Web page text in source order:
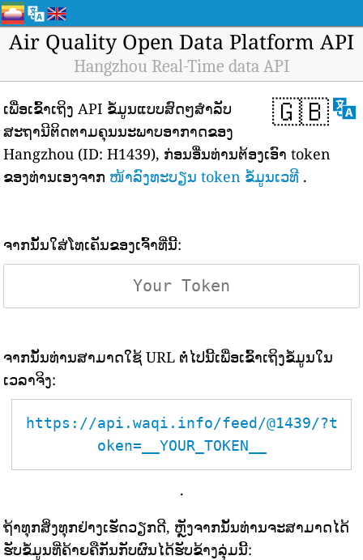
Air Quality Open Data Platform API
Hangzhou Real-Time data API
🇬🇧
ເພື່ອເຂົ້າເຖິງ API ຂໍ້ມູນແບບສົດໆສຳລັບ
ສະຖານີຕິດຕາມຄຸນນະພາບອາກາດຂອງ
Hangzhou (ID: H1439), ກ່ອນອື່ນທ່ານຕ້ອງເອົາ token
ຂອງທ່ານເອງຈາກ ໜ້າລົງທະບຽນ token ຂໍ້ມູນເວທີ .
ຈາກນັ້ນໃສ່ໂທເຄັນຂອງເຈົ້າທີ່ນີ້:
ຈາກນັ້ນທ່ານສາມາດໃຊ້ URL ຕໍ່ໄປນີ້ເພື່ອເຂົ້າເຖິງຂໍ້ມູນໃນ
ເວລາຈິງ:
https://api.waqi.info/feed/@1439/?t
oken=__YOUR_TOKEN__
.
ຖ້າທຸກສິ່ງທຸກຢ່າງເຮັດວຽກດີ, ຫຼັງຈາກນັ້ນທ່ານຈະສາມາດໄດ້
ຮັບຂໍ້ມູນທີ່ຄ້າຍຄືກັນກັບຜົນໄດ້ຮັບຂ້າງລຸ່ມນີ້: